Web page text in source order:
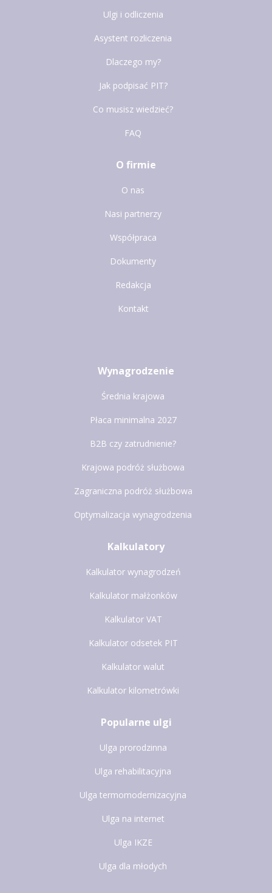
Ulgi i odliczenia
Asystent rozliczenia
Dlaczego my?
Jak podpisać PIT?
Co musisz wiedzieć?
FAQ
O firmie
O nas
Nasi partnerzy
Współpraca
Dokumenty
Redakcja
Kontakt
Wynagrodzenie
Średnia krajowa
Płaca minimalna 2027
B2B czy zatrudnienie?
Krajowa podróż służbowa
Zagraniczna podróż służbowa
Optymalizacja wynagrodzenia
Kalkulatory
Kalkulator wynagrodzeń
Kalkulator małżonków
Kalkulator VAT
Kalkulator odsetek PIT
Kalkulator walut
Kalkulator kilometrówki
Popularne ulgi
Ulga prorodzinna
Ulga rehabilitacyjna
Ulga termomodernizacyjna
Ulga na internet
Ulga IKZE
Ulga dla młodych